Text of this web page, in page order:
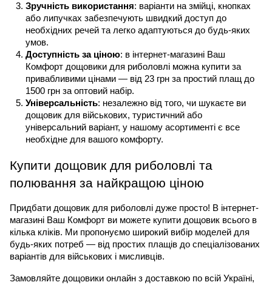
Зручність використання: варіанти на змійці, кнопках
або липучках забезпечують швидкий доступ до
необхідних речей та легко адаптуються до будь-яких
умов.
Доступність за ціною: в інтернет-магазині Ваш
Комфорт дощовики для риболовлі можна купити за
привабливими цінами — від 23 грн за простий плащ до
1500 грн за оптовий набір.
Універсальність: незалежно від того, чи шукаєте ви
дощовик для військових, туристичний або
універсальний варіант, у нашому асортименті є все
необхідне для вашого комфорту.
Купити дощовик для риболовлі та
полювання за найкращою ціною
Придбати дощовик для риболовлі дуже просто! В інтернет-
магазині Ваш Комфорт ви можете купити дощовик всього в
кілька кліків. Ми пропонуємо широкий вибір моделей для
будь-яких потреб — від простих плащів до спеціалізованих
варіантів для військових і мисливців.
Замовляйте дощовики онлайн з доставкою по всій Україні,